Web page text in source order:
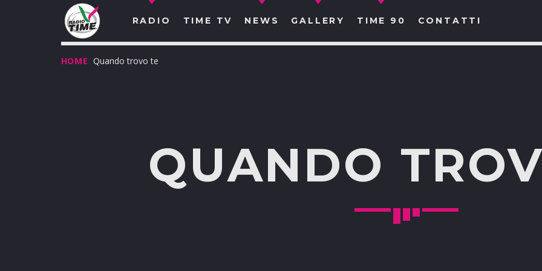
RADIO TIME TV NEWS GALLERY TIME 90 CONTATTI
HOME Quando trovo te
QUANDO